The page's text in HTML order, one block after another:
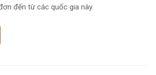
đến từ các quốc gia này.